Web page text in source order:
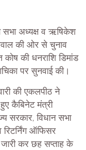
सभा अध्यक्ष व ऋषिकेश
की ओर से चुनाव
कोष की धनराशि डिमांड
पर सुनवाई की।
की एकलपीठ ने
कैबिनेट मंत्री
सरकार, विधान सभा
रिटर्निंग ऑफिसर
जारी कर छह सप्ताह के